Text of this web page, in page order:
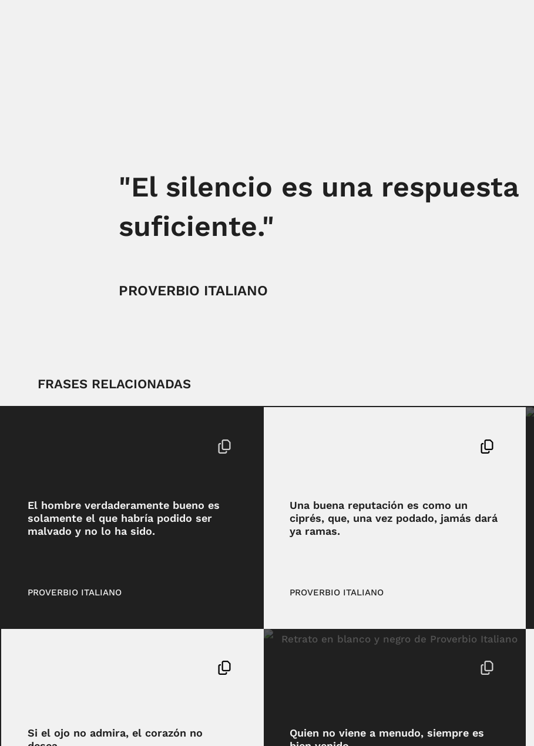
"El silencio es una respuesta
suficiente."
PROVERBIO ITALIANO
FRASES RELACIONADAS
El hombre verdaderamente bueno es
solamente el que habría podido ser
malvado y no lo ha sido.
PROVERBIO ITALIANO
Una buena reputación es como un
ciprés, que, una vez podado, jamás dará
ya ramas.
PROVERBIO ITALIANO
Si el ojo no admira, el corazón no
Quien no viene a menudo, siempre es